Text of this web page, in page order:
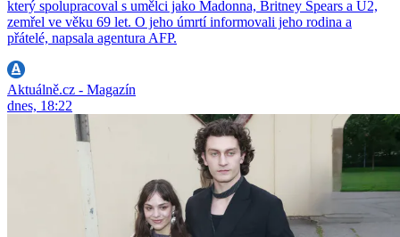
který spolupracoval s umělci jako Madonna, Britney Spears a U2,
zemřel ve věku 69 let. O jeho úmrtí informovali jeho rodina a
přátelé, napsala agentura AFP.
Aktuálně.cz - Magazín
dnes, 18:22